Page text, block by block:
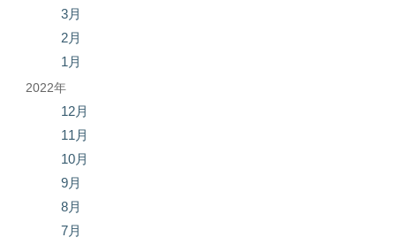
3月
2月
1月
2022年
12月
11月
10月
9月
8月
7月